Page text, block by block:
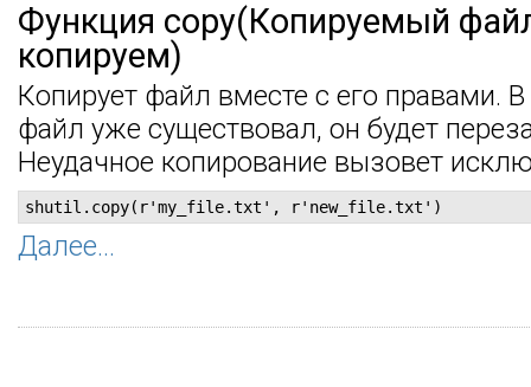
Функция copy(Копируемый
копируем)
Копирует файл вместе с его правами.
файл уже существовал, он будет
Неудачное копирование вызовет
shutil.copy(r'my_file.txt', r'new_file.txt')
Далее...